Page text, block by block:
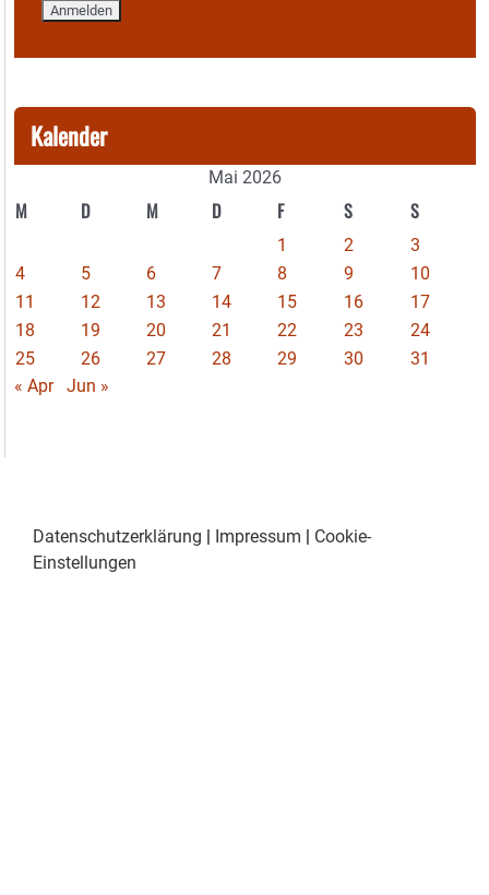
Kalender
Mai 2026
M D M D F S S
1 2
3
4
5 6 7 8 9
10
11
12 13 14 15 16
17
18
19 20 21 22 23
24
25
26 27 28 29 30
31
« Apr
Jun »
Datenschutzerklärung | Impressum | Cookie-
Einstellungen